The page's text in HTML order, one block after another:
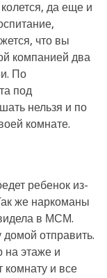
да еще и
что вы
компанией два
По
под
нельзя и по
комнате.
ребенок из-
же наркоманы
в МСМ.
отправить.
на этаже и
комнату и все